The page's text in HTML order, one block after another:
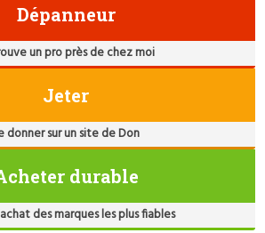
Dépanneur
un pro près de chez moi
Jeter
donner sur un site de Don
durable
des marques les plus fiables